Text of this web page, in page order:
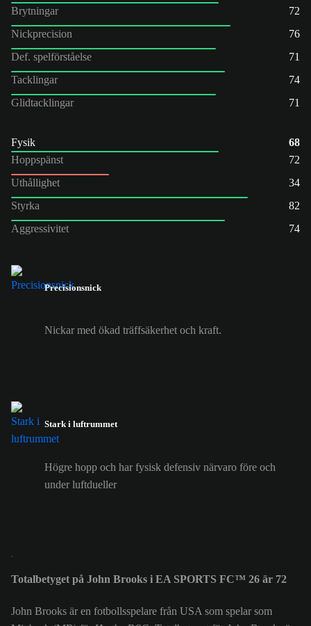
Brytningar
72
Nickprecision
76
Def. spelförståelse
71
Tacklingar
74
Glidtacklingar
71
Fysik
68
Hoppspänst
72
Uthållighet
34
Styrka
82
Aggressivitet
74
Precisionsnick
Nickar med ökad träffsäkerhet och kraft.
Stark i luftrummet
Högre hopp och har fysisk defensiv närvaro före och
under luftdueller
Totalbetyget på John Brooks i EA SPORTS FC™ 26 är 72
John Brooks är en fotbollsspelare från USA som spelar som